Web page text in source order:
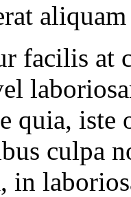
facilis at
quia,
culpa
in